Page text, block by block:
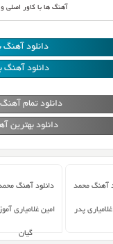
آهنگ ها با کاور اصلی
دانلود آهنگ
دانلود آهنگ
دانلود تمام
دانلود بهترین
آهنگ محمد
پدر
دانلود آهنگ
امین غلامیاری
گیان